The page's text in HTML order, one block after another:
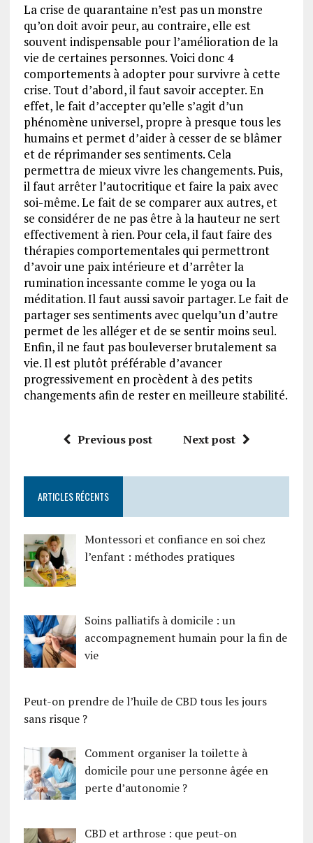
La crise de quarantaine n’est pas un monstre
qu’on doit avoir peur, au contraire, elle est
souvent indispensable pour l’amélioration de la
vie de certaines personnes. Voici donc 4
comportements à adopter pour survivre à cette
crise. Tout d’abord, il faut savoir accepter. En
effet, le fait d’accepter qu’elle s’agit d’un
phénomène universel, propre à presque tous les
humains et permet d’aider à cesser de se blâmer
et de réprimander ses sentiments. Cela
permettra de mieux vivre les changements. Puis,
il faut arrêter l’autocritique et faire la paix avec
soi-même. Le fait de se comparer aux autres, et
se considérer de ne pas être à la hauteur ne sert
effectivement à rien. Pour cela, il faut faire des
thérapies comportementales qui permettront
d’avoir une paix intérieure et d’arrêter la
rumination incessante comme le yoga ou la
méditation. Il faut aussi savoir partager. Le fait de
partager ses sentiments avec quelqu’un d’autre
permet de les alléger et de se sentir moins seul.
Enfin, il ne faut pas bouleverser brutalement sa
vie. Il est plutôt préférable d’avancer
progressivement en procèdent à des petits
changements afin de rester en meilleure stabilité.
Previous post Next post
ARTICLES RÉCENTS
Montessori et confiance en soi chez
l’enfant : méthodes pratiques
Soins palliatifs à domicile : un
accompagnement humain pour la fin de
vie
Peut-on prendre de l’huile de CBD tous les jours
sans risque ?
Comment organiser la toilette à
domicile pour une personne âgée en
perte d’autonomie ?
CBD et arthrose : que peut-on